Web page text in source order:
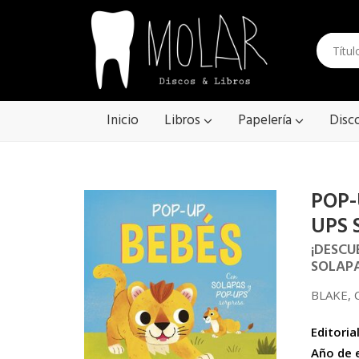
Inicio Libros Papelería
UPS
BLAKE,
Año de